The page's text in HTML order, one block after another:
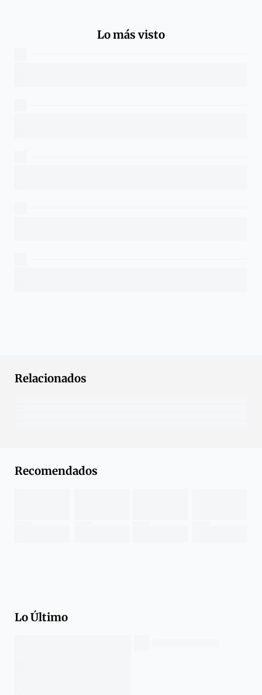
Lo más visto
Relacionados
Recomendados
Lo Último